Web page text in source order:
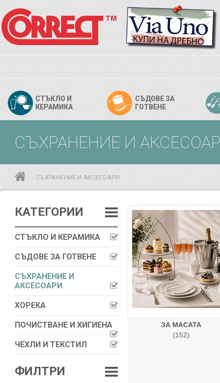
СТЪКЛО И
КЕРАМИКА
СЪДОВЕ ЗА
ГОТВЕНЕ
СЪХРАНЕНИЕ И
› СЪХРАНЕНИЕ И АКСЕСОАРИ
КАТЕГОРИИ
СТЪКЛО И КЕРАМИКА
СЪДОВЕ ЗА ГОТВЕНЕ
СЪХРАНЕНИЕ И
АКСЕСОАРИ
ХОРЕКА
ПОЧИСТВАНЕ И ХИГИЕНА
ЧЕХЛИ И ТЕКСТИЛ
ФИЛТРИ
ЗА МАСАТА
(152)